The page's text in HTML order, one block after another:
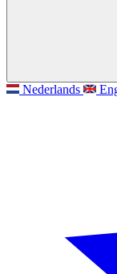
Nederlands